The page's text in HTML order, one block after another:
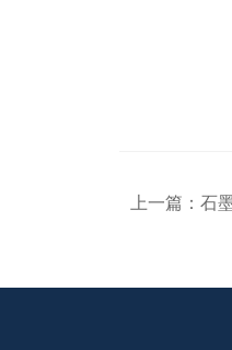
上一篇： 石墨